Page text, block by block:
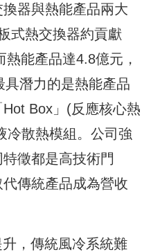
器與熱能產品兩大
式熱交換器約貢獻
能產品達4.8億元，
潛力的是熱能產品
Box」(反應核心熱
冷散熱模組。公司強
徵都是高技術門
傳統產品成為營收
，傳統風冷系統難